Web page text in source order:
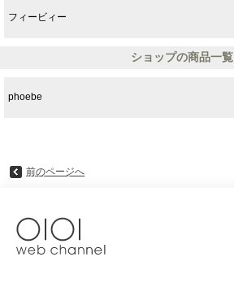
フィービィー
ショップの商品一覧
phoebe
前のページへ